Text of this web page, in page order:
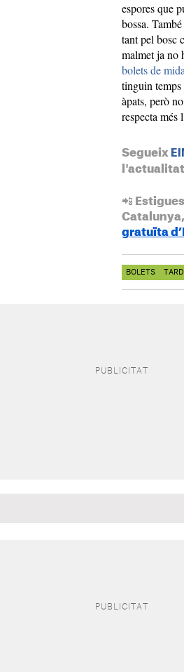
espores que
bossa.
tant pel bosc
malmet ja no
bolets de
tinguin
àpats, però
respecta més
Segueix
📲
gratuïta
BOLETS